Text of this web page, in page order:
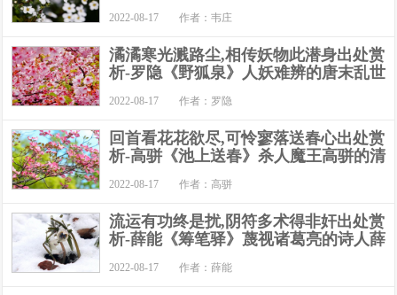
2022-08-17 作者：韦庄
潏潏寒光溅路尘,相传妖物此潜身出处赏
析-罗隐《野狐泉》人妖难辨的唐末乱世
2022-08-17 作者：罗隐
回首看花花欲尽,可怜寥落送春心出处赏
析-高骈《池上送春》杀人魔王高骈的清
2022-08-17 作者：高骈
流运有功终是扰,阴符多术得非奸出处赏
析-薛能《筹笔驿》蔑视诸葛亮的诗人薛
2022-08-17 作者：薛能